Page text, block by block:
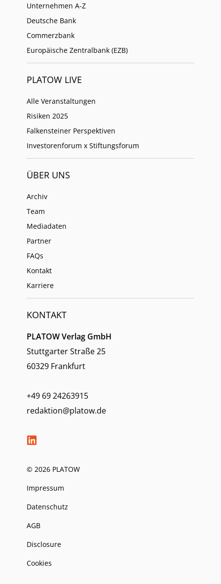
Unternehmen A-Z
Deutsche Bank
Commerzbank
Europäische Zentralbank (EZB)
PLATOW LIVE
Alle Veranstaltungen
Risiken 2025
Falkensteiner Perspektiven
Investorenforum x Stiftungsforum
ÜBER UNS
Archiv
Team
Mediadaten
Partner
FAQs
Kontakt
Karriere
KONTAKT
PLATOW Verlag GmbH
Stuttgarter Straße 25
60329 Frankfurt
+49 69 24263915
redaktion@platow.de
© 2026 PLATOW
Impressum
Datenschutz
AGB
Disclosure
Cookies